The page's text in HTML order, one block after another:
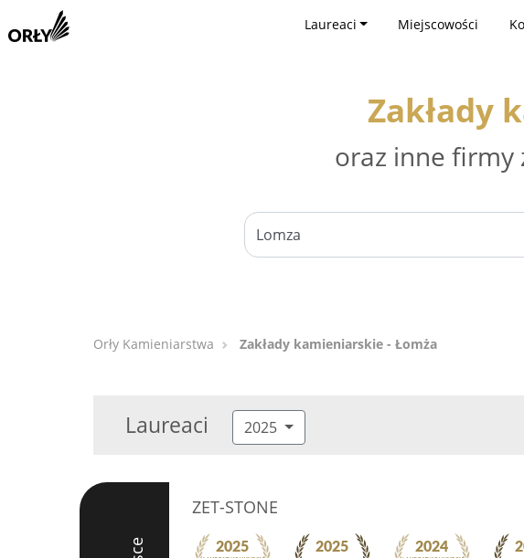
Laureaci Miejscowości
Zakłady
oraz inne firmy
Orły Kamieniarstwa Zakłady kamieniarskie - Łomża
Laureaci 2025
ZET-STONE